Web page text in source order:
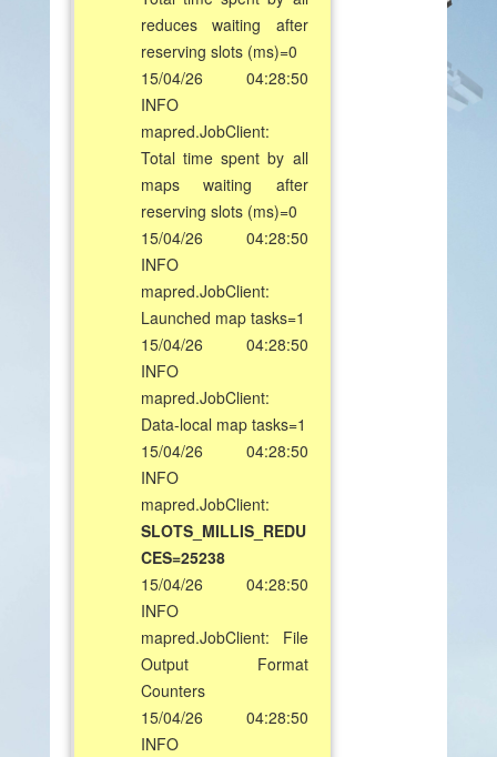
reduces waiting after
reserving slots (ms)=0
15/04/26 04:28:50
INFO
mapred.JobClient:
Total time spent by all
maps waiting after
reserving slots (ms)=0
15/04/26 04:28:50
INFO
mapred.JobClient:
Launched map tasks=1
15/04/26 04:28:50
INFO
mapred.JobClient:
Data-local map tasks=1
15/04/26 04:28:50
INFO
mapred.JobClient:
SLOTS_MILLIS_REDU
CES=25238
15/04/26 04:28:50
INFO
mapred.JobClient: File
Output Format
Counters
15/04/26 04:28:50
INFO